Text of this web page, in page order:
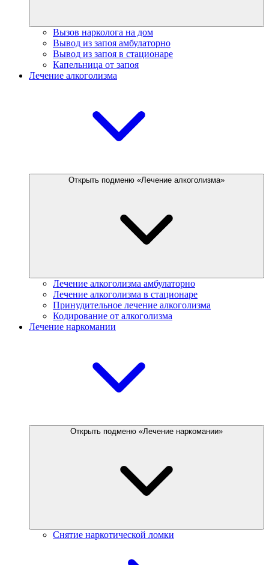
Вызов нарколога на дом
Вывод из запоя амбулаторно
Вывод из запоя в стационаре
Капельница от запоя
Лечение алкоголизма
Открыть подменю «Лечение алкоголизма»
Лечение алкоголизма амбулаторно
Лечение алкоголизма в стационаре
Принудительное лечение алкоголизма
Кодирование от алкоголизма
Лечение наркомании
Открыть подменю «Лечение наркомании»
Снятие наркотической ломки